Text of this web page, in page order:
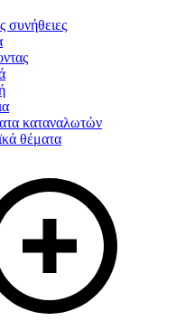
συνήθειες
καταναλωτών
θέματα